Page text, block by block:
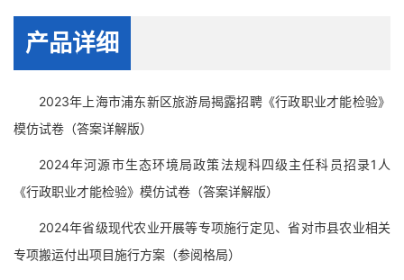
产品详细
2023年上海市浦东新区旅游局揭露招聘《行政职业才能检验》
模仿试卷（答案详解版）
2024年河源市生态环境局政策法规科四级主任科员招录1人
《行政职业才能检验》模仿试卷（答案详解版）
2024年省级现代农业开展等专项施行定见、省对市县农业相关
专项搬运付出项目施行方案（参阅格局）